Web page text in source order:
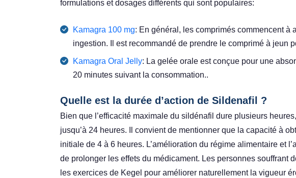
formulations et dosages différents qui sont populaires:
Kamagra 100 mg: En général, les comprimés commencent
ingestion. Il est recommandé de prendre le comprimé à jeun
Kamagra Oral Jelly: La gelée orale est conçue pour une
20 minutes suivant la consommation..
Quelle est la durée d’action de Sildenafil ?
Bien que l’efficacité maximale du sildénafil dure plusieurs
jusqu’à 24 heures. Il convient de mentionner que la capacité à
initiale de 4 à 6 heures. L’amélioration du régime alimentaire et
de prolonger les effets du médicament. Les personnes souffrant
les exercices de Kegel pour améliorer naturellement la vigueur